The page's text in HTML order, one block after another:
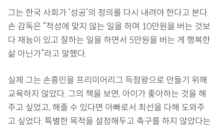
그는 한국 사회가 ‘성공’의 정의를 다시 내려야 한다고 본다.
손 감독은 “적성에 맞지 않는 일을 하며 10만원을 버는 것보
다 재능이 있고 잘하는 일을 하면서 5만원을 버는 게 행복한
삶 아닌가”라고 말했다.
실제 그는 손흥민을 프리미어리그 득점왕으로 만들기 위해
교육하지 않았다. 그의 책을 보면, 아이가 좋아하는 것을 해
주고 싶었고, 해줄 수 있다면 아빠로서 최선을 다해 도와주
고 싶었다. 특별한 목적을 설정해두고 축구를 하지 않았다는